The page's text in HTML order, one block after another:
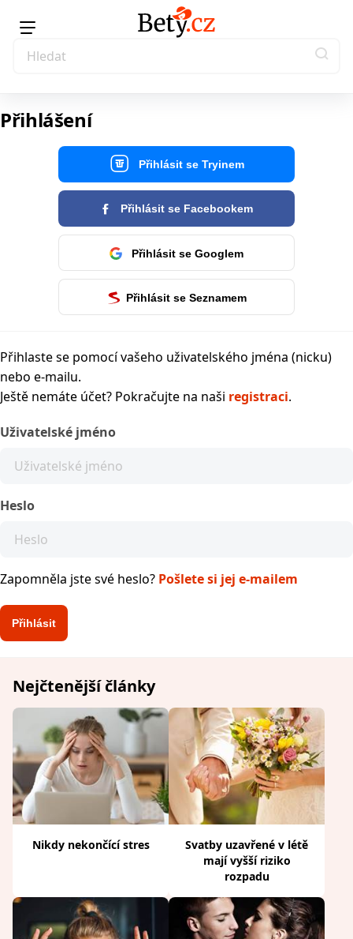
Přihlášení
Přihlásit se Tryinem
Přihlásit se Facebookem
Přihlásit se Googlem
Přihlásit se Seznamem
Přihlaste se pomocí vašeho uživatelského jména (nicku)
nebo e-mailu.
Ještě nemáte účet? Pokračujte na naši registraci.
Uživatelské jméno
Heslo
Zapomněla jste své heslo? Pošlete si jej e-mailem
Nejčtenější články
Nikdy nekončící stres
Svatby uzavřené v létě
mají vyšší riziko
rozpadu